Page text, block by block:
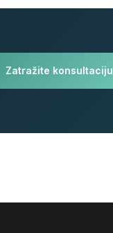
Zatražite konsultaciju